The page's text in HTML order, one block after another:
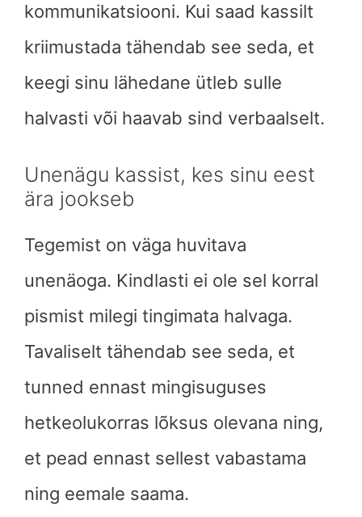
kommunikatsiooni. Kui saad kassilt
kriimustada tähendab see seda, et
keegi sinu lähedane ütleb sulle
halvasti või haavab sind verbaalselt.
Unenägu kassist, kes sinu eest
ära jookseb
Tegemist on väga huvitava
unenäoga. Kindlasti ei ole sel korral
pismist milegi tingimata halvaga.
Tavaliselt tähendab see seda, et
tunned ennast mingisuguses
hetkeolukorras lõksus olevana ning,
et pead ennast sellest vabastama
ning eemale saama.